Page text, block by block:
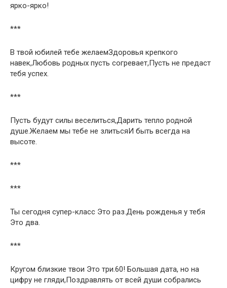
ярко-ярко!
***
В твой юбилей тебе желаемЗдоровья крепкого
навек,Любовь родных пусть согревает,Пусть не предаст
тебя успех.
***
Пусть будут силы веселиться,Дарить тепло родной
душе.Желаем мы тебе не злитьсяИ быть всегда на
высоте.
***
***
Ты сегодня супер-класс Это раз.День рожденья у тебя
Это два.
***
Кругом близкие твои Это три.60! Большая дата, но на
цифру не гляди,Поздравлять от всей души собрались